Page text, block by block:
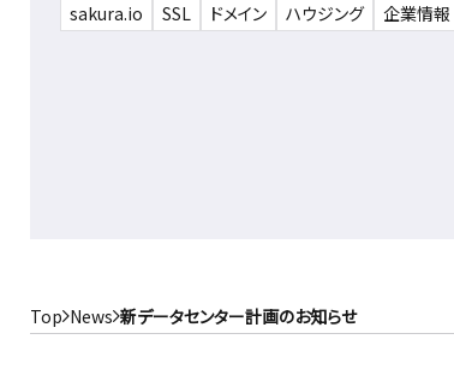
sakura.io
SSL ドメイン ハウジング 企業情報
Top News 新データセンター計画のお知らせ